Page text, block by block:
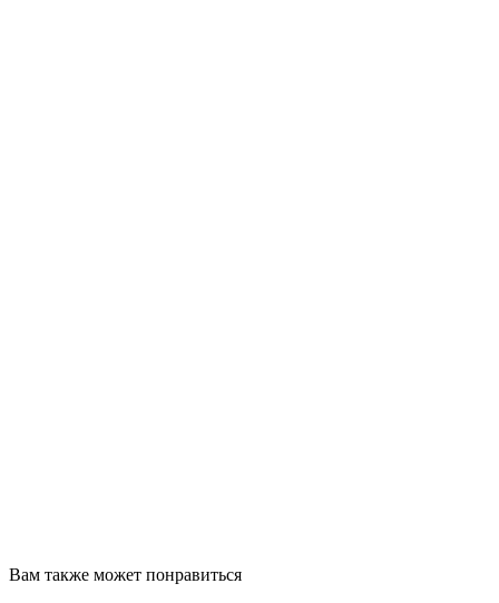
Вам также может понравиться